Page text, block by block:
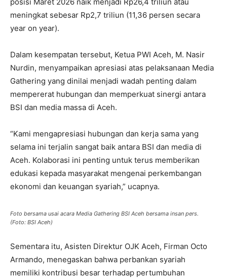
meningkat sebesar Rp2,7 triliun (11,36 persen secara
year on year).
Dalam kesempatan tersebut, Ketua PWI Aceh, M. Nasir
Nurdin, menyampaikan apresiasi atas pelaksanaan Media
Gathering yang dinilai menjadi wadah penting dalam
mempererat hubungan dan memperkuat sinergi antara
BSI dan media massa di Aceh.
“Kami mengapresiasi hubungan dan kerja sama yang
selama ini terjalin sangat baik antara BSI dan media di
Aceh. Kolaborasi ini penting untuk terus memberikan
edukasi kepada masyarakat mengenai perkembangan
ekonomi dan keuangan syariah,” ucapnya.
Foto bersama usai acara Media Gathering BSI Aceh bersama insan pers.
(Foto: BSI Aceh)
Sementara itu, Asisten Direktur OJK Aceh, Firman Octo
Armando, menegaskan bahwa perbankan syariah
memiliki kontribusi besar terhadap pertumbuhan